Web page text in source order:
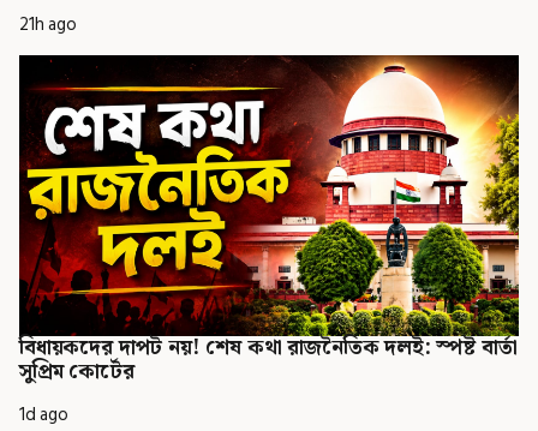
21h ago
বিধায়কদের দাপট নয়! শেষ কথা রাজনৈতিক দলই: স্পষ্ট বার্তা
সুপ্রিম কোর্টের
1d ago